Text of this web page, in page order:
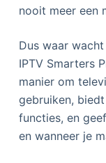
nooit meer een
Dus waar
IPTV Smarters
manier om
gebruiken,
functies, en
en wanneer je